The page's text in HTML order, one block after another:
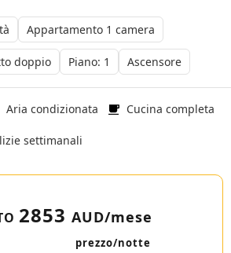
Appartamento 1 camera
doppio Piano: 1 Ascensore
Aria condizionata Cucina completa
settimanali
2853 AUD/mese
prezzo/notte